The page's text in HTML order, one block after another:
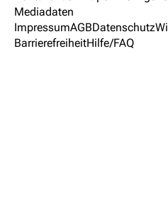
Mediadaten
ImpressumAGBDatenschutz
BarrierefreiheitHilfe/FAQ